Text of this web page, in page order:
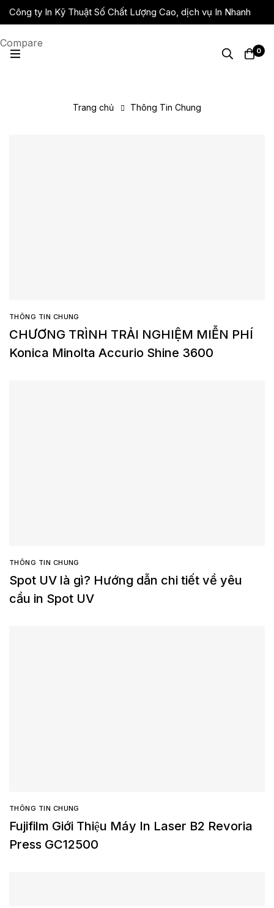
Công ty In Kỹ Thuật Số Chất Lượng Cao, dịch vụ In Nhanh
Giá Rẻ, Lấy Liền
0
Trang chủ Thông Tin Chung
THÔNG TIN CHUNG
CHƯƠNG TRÌNH TRẢI NGHIỆM MIỄN PHÍ
Konica Minolta Accurio Shine 3600
THÔNG TIN CHUNG
Spot UV là gì? Hướng dẫn chi tiết về yêu
cầu in Spot UV
THÔNG TIN CHUNG
Fujifilm Giới Thiệu Máy In Laser B2 Revoria
Press GC12500
Compare